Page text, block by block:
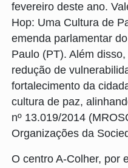
fevereiro deste ano.
Hop: Uma Cultura de
emenda parlamentar
Paulo (PT). Além
redução de
fortalecimento da
cultura de paz,
nº 13.019/2014
Organizações da
O centro A-Colher, por